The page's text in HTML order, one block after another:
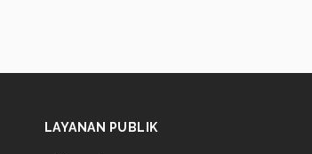
LAYANAN PUBLIK